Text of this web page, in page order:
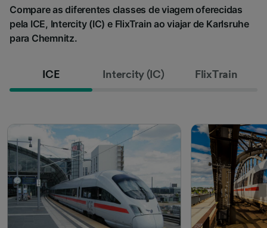
Compare as diferentes classes de viagem oferecidas
pela ICE, Intercity (IC) e FlixTrain ao viajar de Karlsruhe
para Chemnitz.
ICE Intercity (IC) FlixTrain